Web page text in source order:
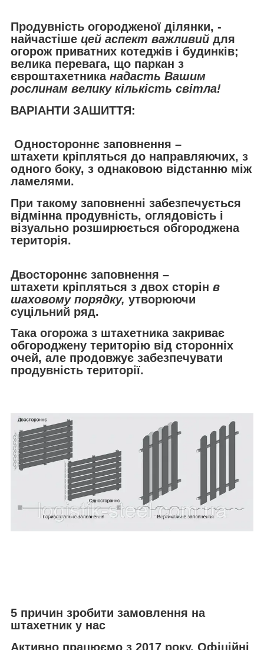
Продувність огородженої ділянки, -
найчастіше цей аспект важливий для
огорож приватних котеджів і будинків;
велика перевага, що паркан з
євроштахетника надасть Вашим
рослинам велику кількість світла!
ВАРІАНТИ ЗАШИТТЯ:
Одностороннє заповнення –
штахети кріпляться до направляючих, з
одного боку, з однаковою відстанню між
ламелями.
При такому заповненні забезпечується
відмінна продувність, оглядовість і
візуально розширюється обгороджена
територія.
Двостороннє заповнення –
штахети кріпляться з двох сторін в
шаховому порядку, утворюючи
суцільний ряд.
Така огорожа з штахетника закриває
обгороджену територію від сторонніх
очей, але продовжує забезпечувати
продувність території.
5 причин зробити замовлення на
штахетник у нас
Активно працюємо з 2017 року. Офіційні